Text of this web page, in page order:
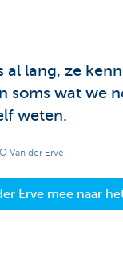
al lang, ze
soms wat we
weten.
Van der Erve
Erve mee naar